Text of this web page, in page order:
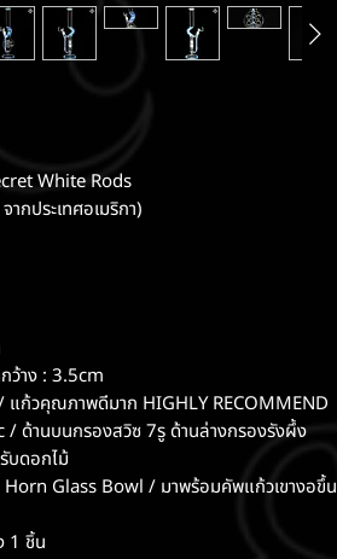
White Rods
กประเทศอเมริกา)
ว้าง : 3.5cm
ก้วคุณภาพดีมาก HIGHLY RECOMMEND
ด้านบนกรองสวิซ 7รู ด้านล่างกรองรังผึ้ง
บดอกไม้
Glass Bowl / มาพร้อมคัพแก้วเขางอขึ้น
1 ชิ้น